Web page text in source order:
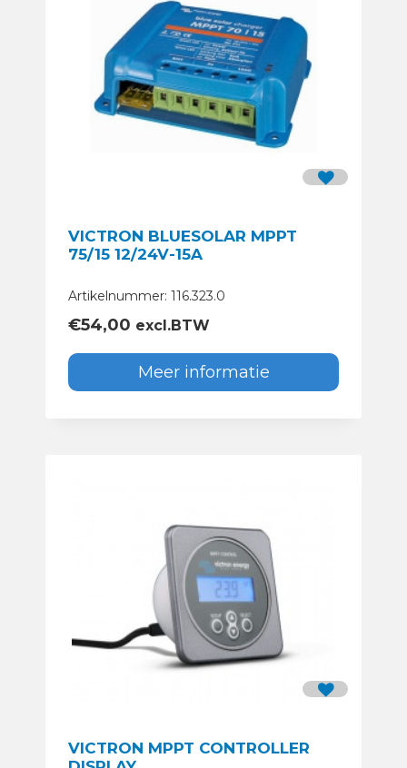
VICTRON BLUESOLAR MPPT
75/15 12/24V-15A
Artikelnummer: 116.323.0
€54,00 excl.BTW
Meer informatie
VICTRON MPPT CONTROLLER